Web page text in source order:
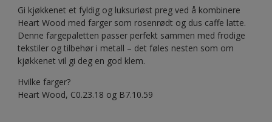
Gi kjøkkenet et fyldig og luksuriøst preg ved å kombinere
Heart Wood med farger som rosenrødt og dus caffe latte.
Denne fargepaletten passer perfekt sammen med frodige
tekstiler og tilbehør i metall – det føles nesten som om
kjøkkenet vil gi deg en god klem.
Hvilke farger?
Heart Wood, C0.23.18 og B7.10.59